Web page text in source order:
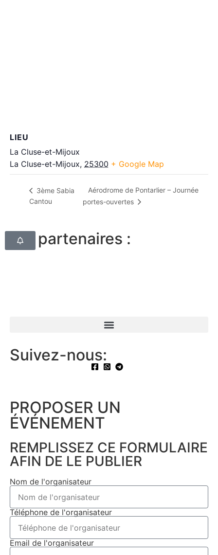
LIEU
La Cluse-et-Mijoux
La Cluse-et-Mijoux, 25300 + Google Map
3ème Sabia
Cantou
Aérodrome de Pontarlier – Journée
portes-ouvertes
Nos partenaires :
Suivez-nous:
PROPOSER UN
ÉVÉNEMENT​
REMPLISSEZ CE FORMULAIRE
AFIN DE LE PUBLIER
Nom de l'organisateur
Téléphone de l'organisateur
Email de l'organisateur